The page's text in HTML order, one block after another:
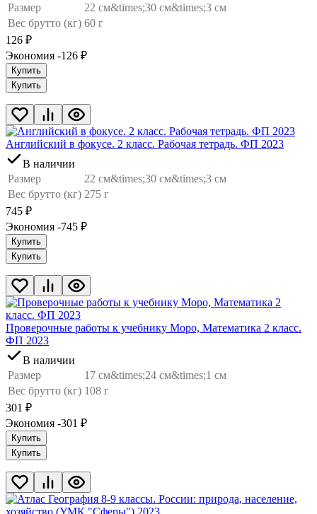
Размер
22 см&times;30 см&times;3 см
Вес брутто (кг) 60 г
126 ₽
Экономия -126 ₽
Купить
Купить
Английский в фокусе. 2 класс. Рабочая тетрадь. ФП 2023
В наличии
Размер
22 см&times;30 см&times;3 см
Вес брутто (кг) 275 г
745 ₽
Экономия -745 ₽
Купить
Купить
Проверочные работы к учебнику Моро, Математика 2 класс.
ФП 2023
В наличии
Размер
17 см&times;24 см&times;1 см
Вес брутто (кг) 108 г
301 ₽
Экономия -301 ₽
Купить
Купить